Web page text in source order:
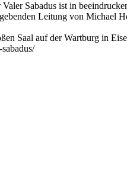
Sabadus ist in
Leitung von Michael
Saal auf der Wartburg in